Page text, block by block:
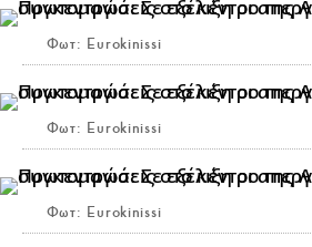
Φωτ: Eurokinissi
Φωτ: Eurokinissi
Φωτ: Eurokinissi